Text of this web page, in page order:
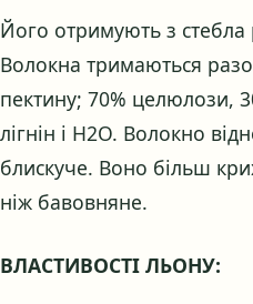
Його отримують з стебла
Волокна тримаються
пектину; 70% целюлози,
лігнін і Н2О. Волокно
блискуче. Воно більш
ніж бавовняне.
ВЛАСТИВОСТІ ЛЬОНУ: